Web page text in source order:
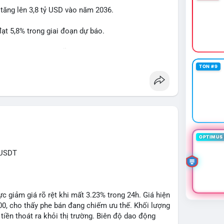
#1point49trieuusd
lên 3,8 tỷ USD vào năm 2036.
5,8% trong giai đoạn dự báo.
giảm giá rõ rệt khi mất 3.23% trong 24h. Giá hiện
cho thấy phe bán đang chiếm ưu thế. Khối lượng
thoát ra khỏi thị trường. Biên độ dao động
TON #9
OPTIMUS